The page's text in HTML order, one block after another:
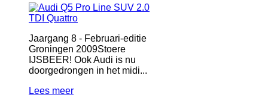
Jaargang 8 - Februari-editie
Groningen 2009Stoere
IJSBEER! Ook Audi is nu
doorgedrongen in het midi...
Lees meer